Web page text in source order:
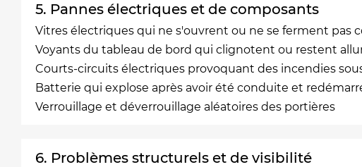
5. Pannes électriques et de composants
Vitres électriques qui ne s'ouvrent ou ne se ferment pas
Voyants du tableau de bord qui clignotent ou restent
Courts-circuits électriques provoquant des incendies
Batterie qui explose après avoir été conduite et
Verrouillage et déverrouillage aléatoires des portières
6. Problèmes structurels et de visibilité